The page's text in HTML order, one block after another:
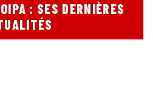
: SES DERNIÈRES